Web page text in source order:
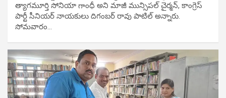
త్యాగమూర్తి సోనియా గాంధీ అని మాజీ మున్సిప‌ల్ చైర్మ‌న్, కాంగ్రెస్
పార్టీ సీనియ‌ర్ నాయ‌కులు దిగంబ‌ర్ రావు పాటిల్ అన్నారు.
సోమవారం…